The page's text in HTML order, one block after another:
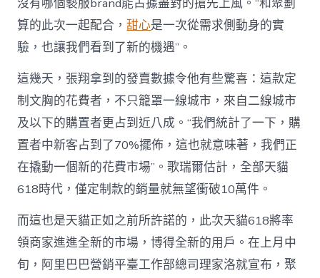
算的此次一起配合，甜心是一次從需求側動身的實
驗，也讓我們看到了新的機遇”。
這幾天，張翔拿到的發賣數據令他有些驚喜：這款定
制文胸的花費者，不只籠罩一線城市，來自二線城市
及以下的購置者更占到近八成。“我們統計了一下，購
置者中新客占到了70%擺佈，這也就意味著，我們正
在撬動一個新的花費市場”。歌瑞爾估計，全部天貓
618時代，僅定制款的銷量就無望衝破10萬件。
而這也是天貓正如之前所許諾的，此次天貓618將率
領商家進進全新的市場，博得全新的用戶。在上月中
旬，阿里巴巴營銷平臺工作部總司理家洛就宣布，聚